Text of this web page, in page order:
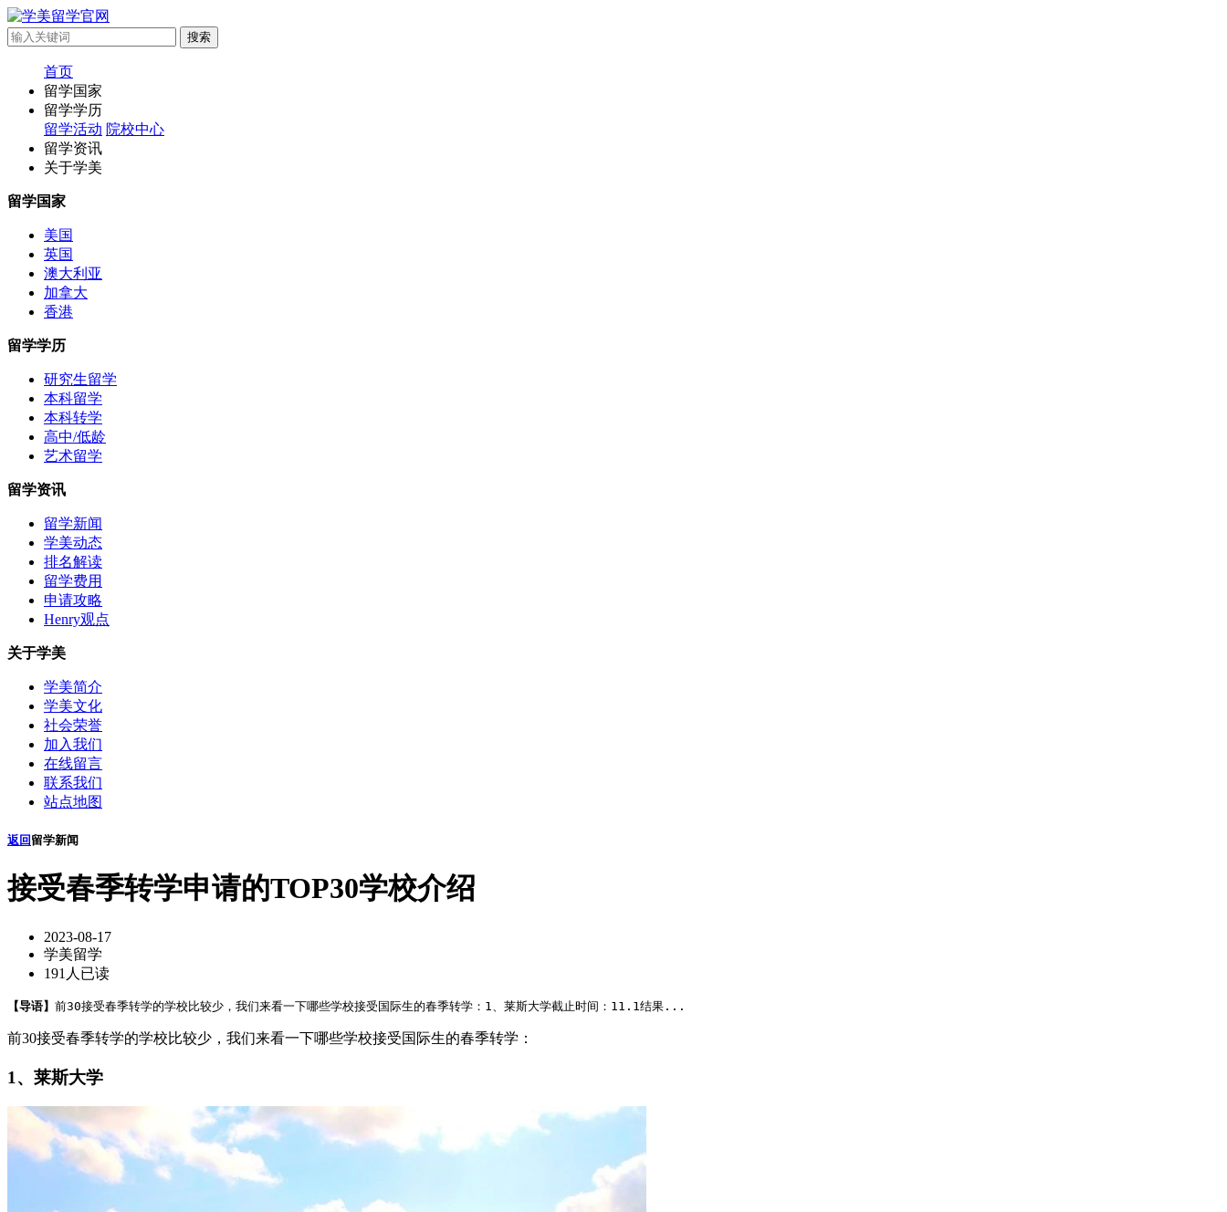
首页
留学国家
留学学历
留学活动 院校中心
留学资讯
关于学美
留学国家
美国
英国
澳大利亚
加拿大
香港
留学学历
研究生留学
本科留学
本科转学
高中/低龄
艺术留学
留学资讯
留学新闻
学美动态
排名解读
留学费用
申请攻略
Henry观点
关于学美
学美简介
学美文化
社会荣誉
加入我们
在线留言
联系我们
站点地图
返回 留学新闻
接受春季转学申请的TOP30学校介绍
2023-08-17
学美留学
191人已读
【导语】 前30接受春季转学的学校比较少，我们来看一下哪些学校接受国际生的春季转学：1、莱斯大学截止时间：11.1结果...
前30接受春季转学的学校比较少，我们来看一下哪些学校接受国际生的春季转学：
1、莱斯大学